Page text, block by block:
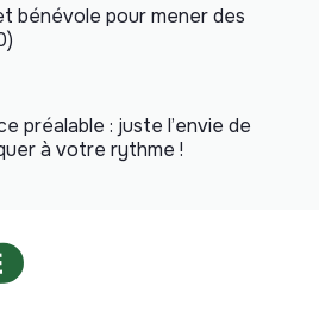
bénévole pour mener des
préalable : juste l’envie de
à votre rythme !